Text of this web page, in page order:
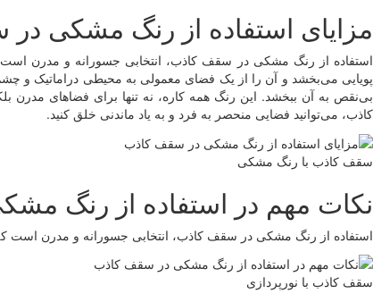
مزایای استفاده از رنگ مشکی
استفاده از رنگ مشکی در سقف کاذب، انتخابی جسورانه و مدرن است
پویایی می‌بخشد و آن را از یک فضای معمولی به محیطی دراماتیک و
بی‌نقص به آن ببخشد. این رنگ همه کاره، نه تنها برای فضاهای
کاذب، می‌توانید فضایی منحصر به فرد و به یاد ماندنی خلق کنید.
سقف کاذب با رنگ مشکی
نکات مهم در استفاده از رنگ
استفاده از رنگ مشکی در سقف کاذب، انتخابی جسورانه و مدرن است
سقف کاذب با نورپردازی